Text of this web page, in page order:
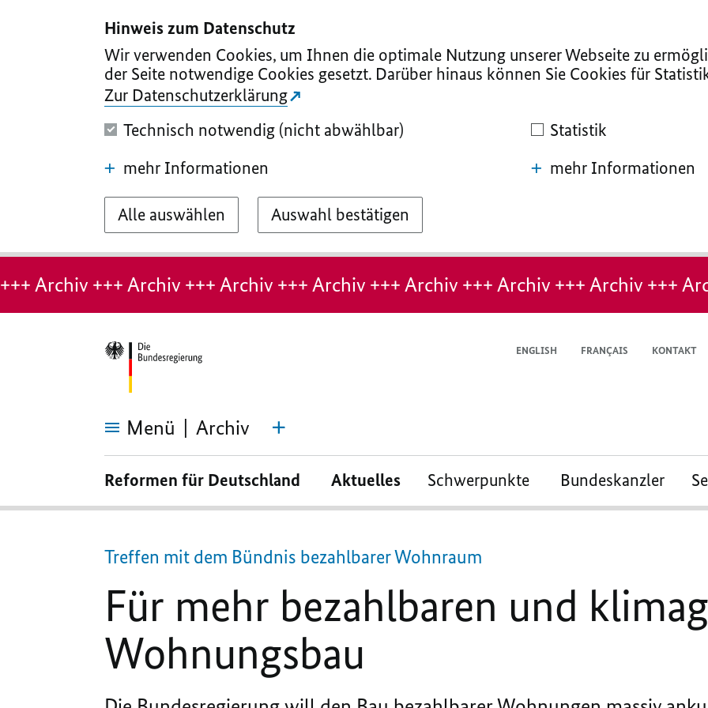
Hinweis zum Datenschutz
Wir verwenden Cookies, um Ihnen die optimale Nutzung unserer Webseite zu
der Seite notwendige Cookies gesetzt. Darüber hinaus können Sie Cookies für
Zur Datenschutzerklärung
Technisch notwendig (nicht abwählbar)
mehr Informationen
Statistik
mehr Informationen
Alle auswählen Auswahl bestätigen
Hinweis:
Seite
+++ Archiv +++ Archiv +++ Archiv +++ Archiv +++ Archiv +++ Archiv +++ Archiv +++
ENGLISH FRANÇAIS KONTAKT
Menü Archiv
bezahlbaren und
klimagerechten
Wohnungsbau
Reformen für Deutschland Aktuelles Schwerpunkte Bundeskanzler
Treffen mit dem Bündnis bezahlbarer Wohnraum
Für mehr bezahlbaren und
Wohnungsbau